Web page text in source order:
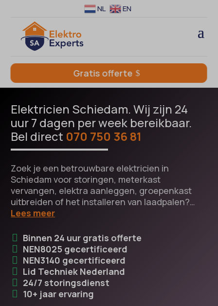
NL EN
Gratis offerte
Elektricien Schiedam. Wij zijn 24
uur 7 dagen per week bereikbaar.
Bel direct 070 750 36 81
Zoek je een betrouwbare elektricien in
Schiedam voor storingen, meterkast
vervangen, elektra aanleggen, groepenkast
uitbreiden of het installeren van laadpalen?…
Lees meer
Binnen 24 uur gratis offerte
NEN8025 gecertificeerd
NEN3140 gecertificeerd
Lid Techniek Nederland
24/7 storingsdienst
10+ jaar ervaring